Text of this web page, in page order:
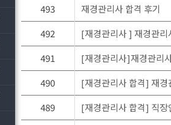
493
재경관리사 합격 후기
492
[재경관리사 ] 재경관리
491
[재경관리사]재경관리
490
[재경관리사 합격] 재
489
[재경관리사 합격] 직장